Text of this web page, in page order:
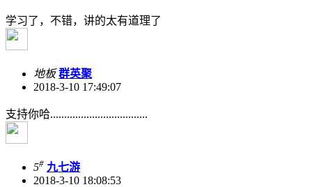
学习了，不错，讲的太有道理了
地板 群英聚
2018-3-10 17:49:07
支持你哈...................................
5# 九七游
2018-3-10 18:08:53